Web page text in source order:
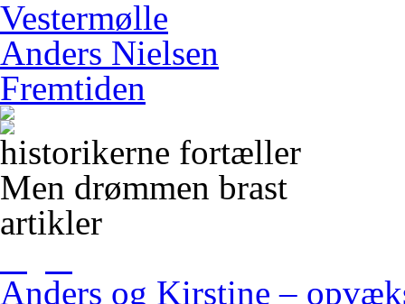
Vestermølle
Anders Nielsen
Fremtiden
historikerne fortæller
Men drømmen brast
artikler
Anders og Kirstine –